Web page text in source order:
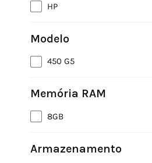
HP
Modelo
450 G5
Memória RAM
8GB
Armazenamento